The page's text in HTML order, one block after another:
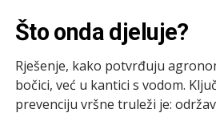
Što onda djeluje?
Rješenje, kako potvrđuju
bočici, već u kantici s vodom.
prevenciju vršne truleži je: